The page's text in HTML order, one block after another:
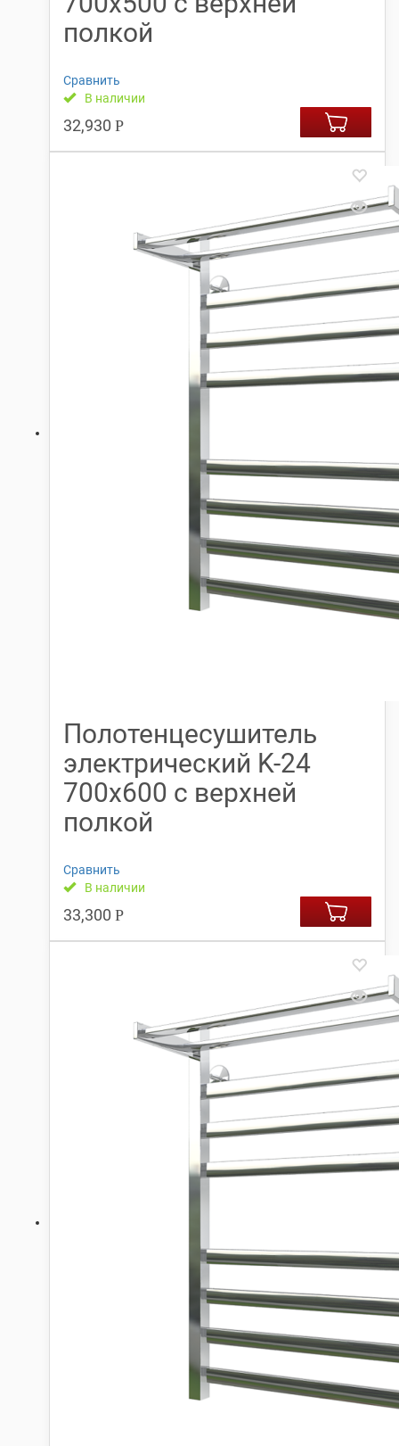
полкой
Сравнить
В наличии
32,930 Р
Полотенцесушитель
электрический K-24
700х600 с верхней
полкой
Сравнить
В наличии
33,300 Р